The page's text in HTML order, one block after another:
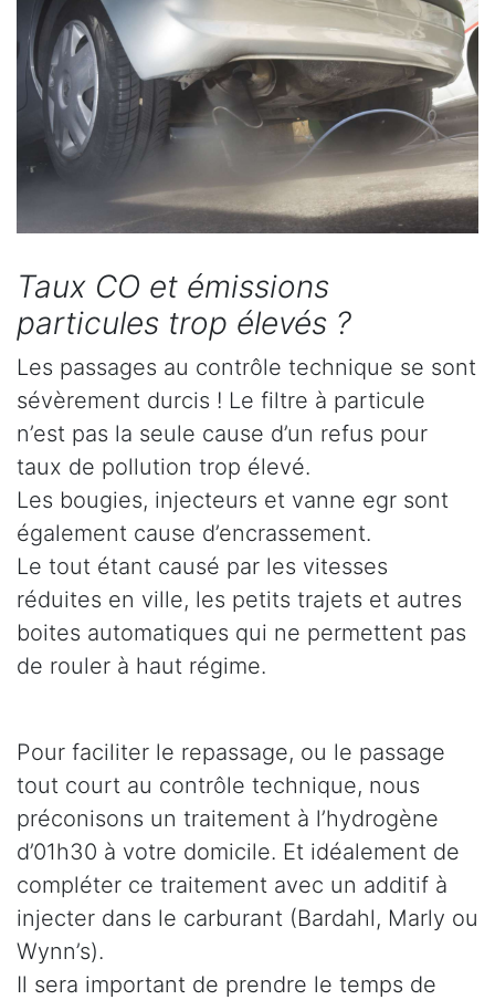
Taux CO et émissions
particules trop élevés ?
Les passages au contrôle technique se sont
sévèrement durcis ! Le filtre à particule
n’est pas la seule cause d’un refus pour
taux de pollution trop élevé.
Les bougies, injecteurs et vanne egr sont
également cause d’encrassement.
Le tout étant causé par les vitesses
réduites en ville, les petits trajets et autres
boites automatiques qui ne permettent pas
de rouler à haut régime.
Pour faciliter le repassage, ou le passage
tout court au contrôle technique, nous
préconisons un traitement à l’hydrogène
d’01h30 à votre domicile. Et idéalement de
compléter ce traitement avec un additif à
injecter dans le carburant (Bardahl, Marly ou
Wynn’s).
Il sera important de prendre le temps de